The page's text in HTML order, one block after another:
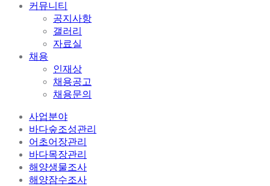
커뮤니티
공지사항
갤러리
자료실
채용
인재상
채용공고
채용문의
사업분야
바다숲조성관리
어초어장관리
바다목장관리
해양생물조사
해양잠수조사